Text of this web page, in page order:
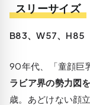
スリーサイズ
B83、W57、H85
90年代、「童顔巨
ラビア界の勢力図
歳。あどけない顔